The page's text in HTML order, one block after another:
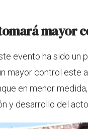
mayor
evento ha sido un
mayor control este
en menor
y desarrollo del acto.